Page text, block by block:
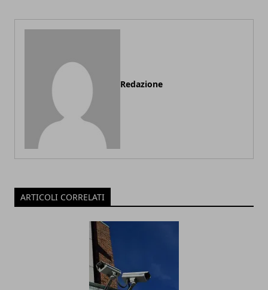
Redazione
ARTICOLI CORRELATI